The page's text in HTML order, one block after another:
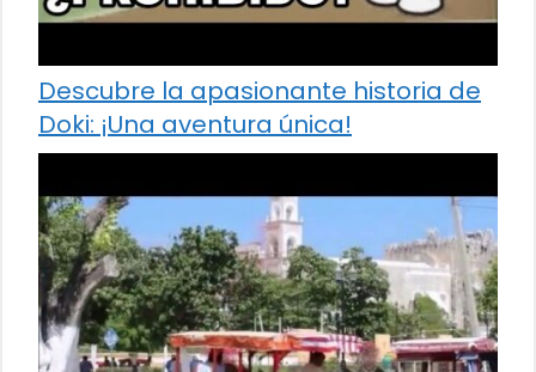
Descubre la apasionante historia de
Doki: ¡Una aventura única!